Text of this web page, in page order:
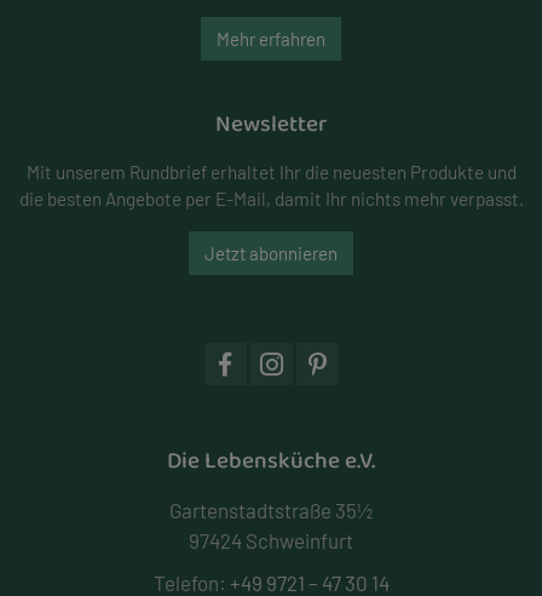
Mehr erfahren
Newsletter
Mit unserem Rundbrief erhaltet Ihr die neuesten Produkte und
die besten Angebote per E-Mail, damit Ihr nichts mehr verpasst.
Jetzt abonnieren
Die Lebensküche e.V.
Gartenstadtstraße 35½
97424 Schweinfurt
Telefon: +49 9721 – 47 30 14